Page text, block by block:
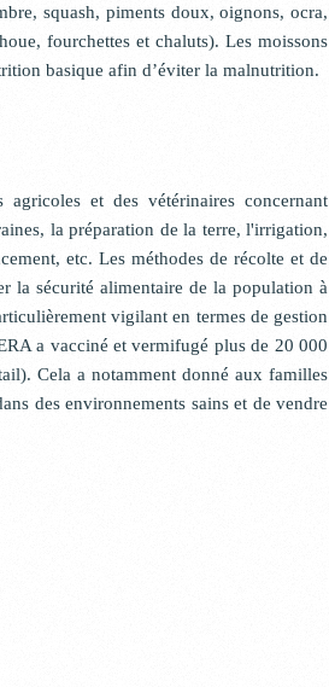
squash, piments doux, oignons, ocra,
fourchettes et chaluts). Les moissons
basique afin d’éviter la malnutrition.
et des vétérinaires concernant
la préparation de la terre, l'irrigation,
etc. Les méthodes de récolte et de
la sécurité alimentaire de la population à
vigilant en termes de gestion
a vacciné et vermifugé plus de 20 000
Cela a notamment donné aux familles
des environnements sains et de vendre